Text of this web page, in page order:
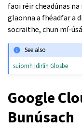
faoi réir cheadúnas
glaonna a fhéadfar a
socraithe, chun mí-
See also
suíomh idirlín Glosbe
Google
Bunúsach